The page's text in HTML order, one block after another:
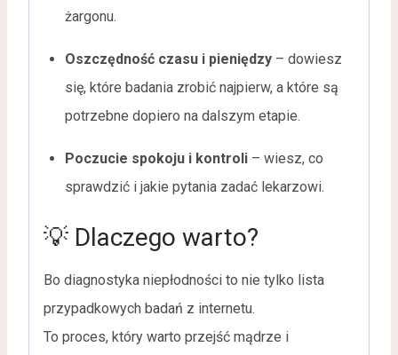
żargonu.
Oszczędność czasu i pieniędzy – dowiesz
się, które badania zrobić najpierw, a które są
potrzebne dopiero na dalszym etapie.
Poczucie spokoju i kontroli – wiesz, co
sprawdzić i jakie pytania zadać lekarzowi.
💡 Dlaczego warto?
Bo diagnostyka niepłodności to nie tylko lista
przypadkowych badań z internetu.
To proces, który warto przejść mądrze i